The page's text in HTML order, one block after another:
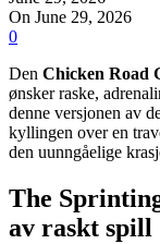
On June 29, 2026
0
Den Chicken Road
ønsker raske,
denne versjonen av
kyllingen over en
den uunngåelige
The
av raskt spill